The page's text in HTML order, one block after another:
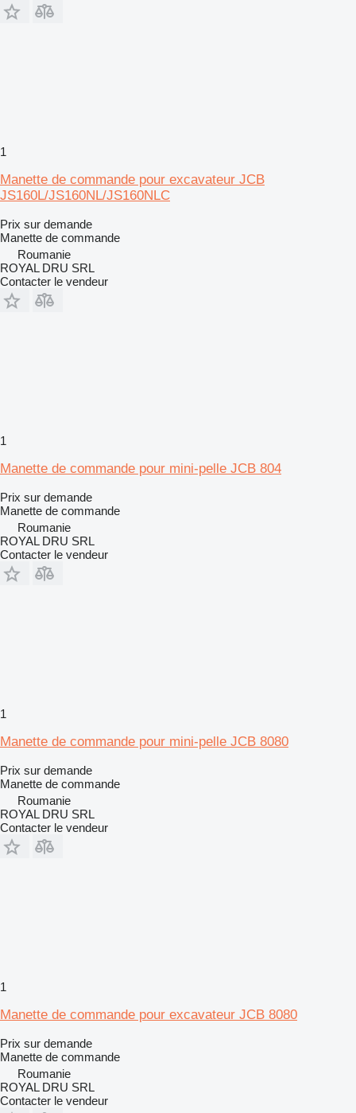
1
Manette de commande pour excavateur JCB
JS160L/JS160NL/JS160NLC
Prix sur demande
Manette de commande
Roumanie
ROYAL DRU SRL
Contacter le vendeur
1
Manette de commande pour mini-pelle JCB 804
Prix sur demande
Manette de commande
Roumanie
ROYAL DRU SRL
Contacter le vendeur
1
Manette de commande pour mini-pelle JCB 8080
Prix sur demande
Manette de commande
Roumanie
ROYAL DRU SRL
Contacter le vendeur
1
Manette de commande pour excavateur JCB 8080
Prix sur demande
Manette de commande
Roumanie
ROYAL DRU SRL
Contacter le vendeur